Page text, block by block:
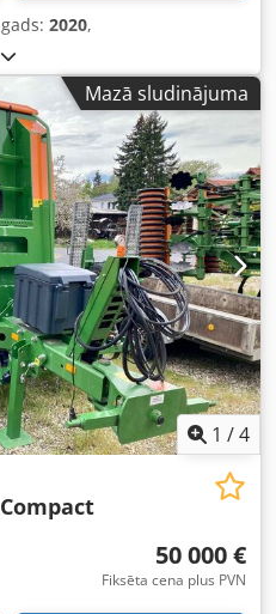
2020,
Mazā sludinājuma
1 /4
50 000 €
Fiksēta cena plus PVN